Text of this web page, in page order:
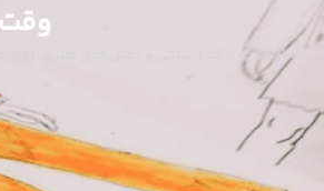
تابلو سایه با کلاه سنتی و نقش‌های هنری،